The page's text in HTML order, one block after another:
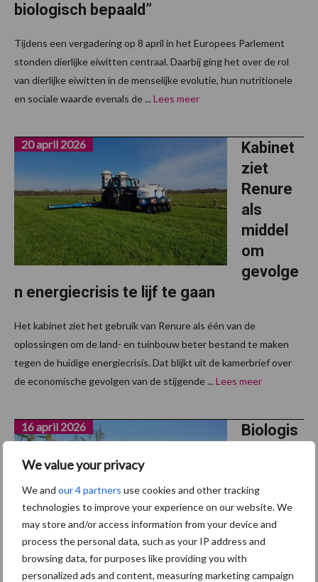
We value your privacy
We and our 4 partners use cookies and other tracking
technologies to improve your experience on our website. We
may store and/or access information from your device and
process the personal data, such as your IP address and
browsing data, for purposes like providing you with
personalized ads and content, measuring marketing campaign
biologisch bepaald”
Tijdens een vergadering op 8 april in het Europees Parlement
stonden dierlijke eiwitten centraal. Daarbij ging het over de rol
van dierlijke eiwitten in de menselijke evolutie, hun nutritionele
en sociale waarde evenals de ... Lees meer
Kabinet
ziet
Renure
als
middel
om
gevolge
n energiecrisis te lijf te gaan
20 april 2026
Het kabinet ziet het gebruik van Renure als één van de
oplossingen om de land- en tuinbouw beter bestand te maken
tegen de huidige energiecrisis. Dat blijkt uit de kamerbrief over
de economische gevolgen van de stijgende ... Lees meer
Biologis
groeit
naar €2
miljard
omzet,
aanbod
16 april 2026